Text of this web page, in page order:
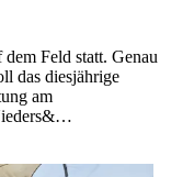
Feld statt. Genau
das diesjährige
am